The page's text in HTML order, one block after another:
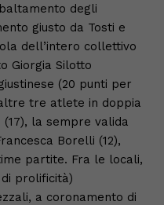
degli
giusto da Tosti e
dell’intero collettivo
Giorgia Silotto
(20 punti per
tre atlete in doppia
la sempre valida
Borelli (12),
partite. Fra le locali,
di prolificità)
a coronamento di